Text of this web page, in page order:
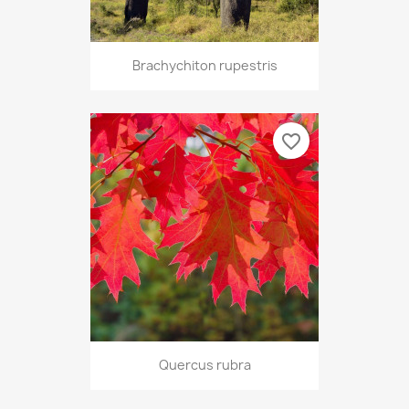
Brachychiton rupestris
Quercus rubra
favorite_border